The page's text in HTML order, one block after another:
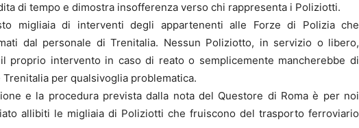
di tempo e dimostra insofferenza verso chi rappresenta i Poliziotti.
migliaia di interventi degli appartenenti alle Forze di Polizia che
dal personale di Trenitalia. Nessun Poliziotto, in servizio o libero,
proprio intervento in caso di reato o semplicemente mancherebbe di
per qualsivoglia problematica.
e la procedura prevista dalla nota del Questore di Roma è per noi
allibiti le migliaia di Poliziotti che fruiscono del trasporto ferroviario